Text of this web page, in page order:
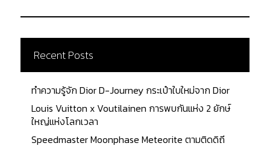
Recent Posts
ทำความรู้จัก Dior D-Journey กระเป๋าใบใหม่จาก Dior
Louis Vuitton x Voutilainen การพบกันแห่ง 2 ยักษ์
ใหญ่แห่งโลกเวลา
Speedmaster Moonphase Meteorite ตามติดดิถี